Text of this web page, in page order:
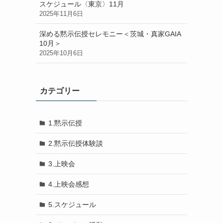
スケジュール〈東京〉11月
2025年11月6日
深める黙示伝授セレモニー＜茨城・真家GAIA
10月＞
2025年10月6日
カテゴリー
1.黙示伝授
2.黙示伝授体験談
3.上映会
4.上映会感想
5.スケジュール